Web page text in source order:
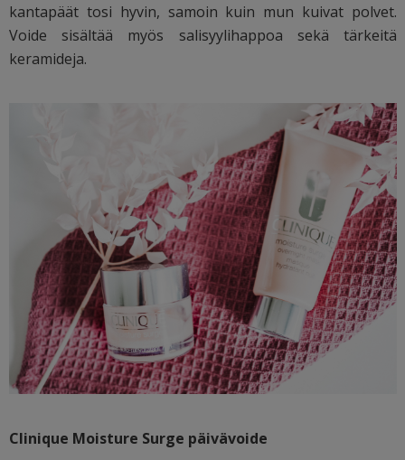
kantapäät tosi hyvin, samoin kuin mun kuivat polvet.
Voide sisältää myös salisyylihappoa sekä tärkeitä
keramideja.
Clinique Moisture Surge päivävoide